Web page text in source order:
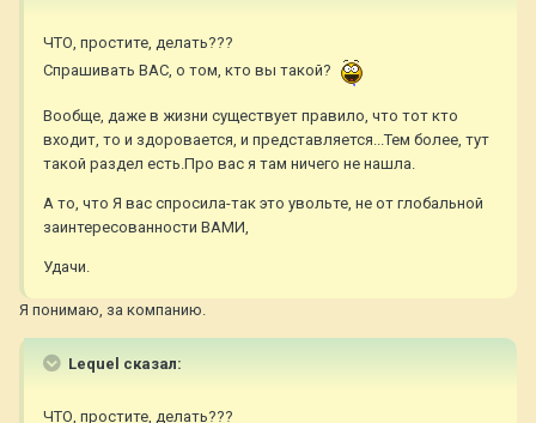
ЧТО, простите, делать???
Спрашивать ВАС, о том, кто вы такой?
Вообще, даже в жизни существует правило, что тот кто
входит, то и здоровается, и представляется...Тем более, тут
такой раздел есть.Про вас я там ничего не нашла.
А то, что Я вас спросила-так это увольте, не от глобальной
заинтересованности ВАМИ,
Удачи.
Я понимаю, за компанию.
Lequel сказал:
ЧТО, простите, делать???